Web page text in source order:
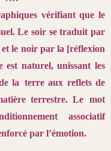
vérifiant que le
Le soir se traduit par
le noir par la [réflexion
est naturel, unissant les
la terre aux reflets de
terrestre. Le mot
associatif
par l’émotion.